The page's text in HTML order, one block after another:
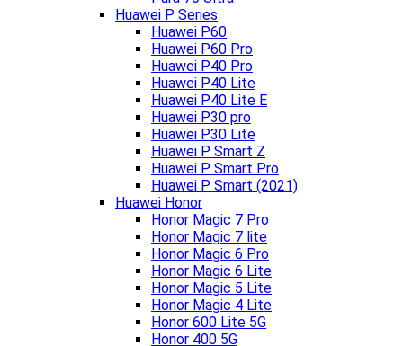
Huawei P Series
Huawei P60
Huawei P60 Pro
Huawei P40 Pro
Huawei P40 Lite
Huawei P40 Lite E
Huawei P30 pro
Huawei P30 Lite
Huawei P Smart Z
Huawei P Smart Pro
Huawei P Smart (2021)
Huawei Honor
Honor Magic 7 Pro
Honor Magic 7 lite
Honor Magic 6 Pro
Honor Magic 6 Lite
Honor Magic 5 Lite
Honor Magic 4 Lite
Honor 600 Lite 5G
Honor 400 5G